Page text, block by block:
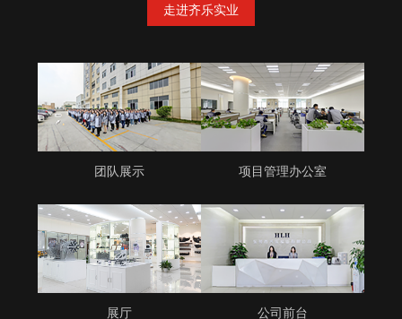
走进齐乐实业
团队展示 项目管理办公室
展厅 公司前台